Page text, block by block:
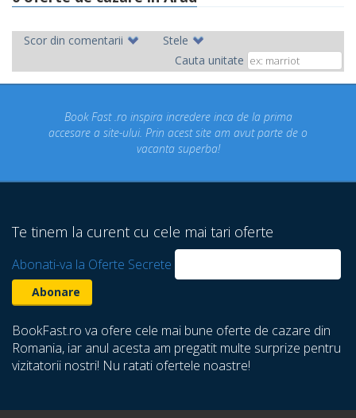
Scor din comentarii
Stele
Cauta unitate
Fast .ro inspira incredere inca de la prima
a site-ului. Prin acest site am avut parte de o
vacanta superba!
Te tinem la curent cu cele mai tari oferte
Abonati-va la Oferte Secrete
BookFast.ro va ofere cele mai bune oferte de cazare din
Romania, iar anul acesta am pregatit multe surprize pentru
vizitatorii nostri! Nu ratati ofertele noastre!